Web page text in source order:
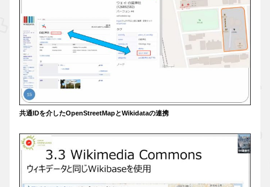
共通IDを介したOpenStreetMapとWikidataの連携